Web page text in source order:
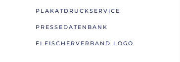
PLAKATDRUCKSERVICE
PRESSEDATENBANK
FLEISCHERVERBAND LOGO